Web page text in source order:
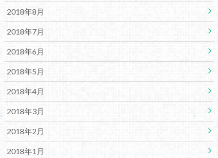
2018年8月
2018年7月
2018年6月
2018年5月
2018年4月
2018年3月
2018年2月
2018年1月